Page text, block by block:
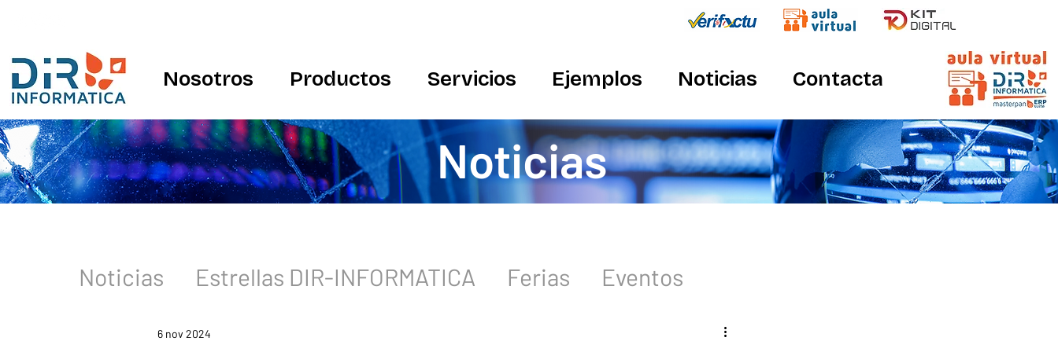
Noticias
Noticias Estrellas DIR-INFORMATICA Ferias Eventos
6 nov 2024
Nosotros Productos Servicios Ejemplos Noticias Contacta